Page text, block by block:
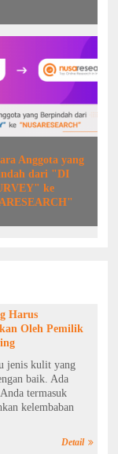
Anggota yang
dari "DI
ke
Harus
Oleh Pemilik
jenis kulit yang
baik. Ada
termasuk
kelembaban
Detail